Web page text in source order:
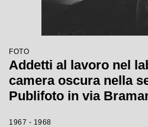
FOTO
Addetti al lavoro nel
camera oscura nella
Publifoto in via
1967 - 1968